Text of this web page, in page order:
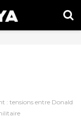
: tensions entre Donald